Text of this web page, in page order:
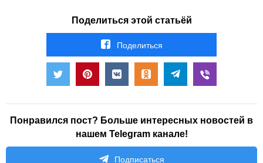
Поделиться этой статьёй
Поделиться
Понравился пост? Больше интересных новостей в
нашем Telegram канале!
Подписаться